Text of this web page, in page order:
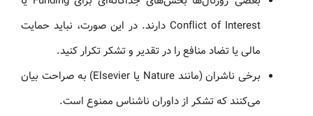
Conflict of Interest دارند. در این صورت، نباید حمایت
مالی یا تضاد منافع را در تقدیر و تشکر تکرار کنید.
برخی ناشران (مانند Nature یا Elsevier) به صراحت بیان
می‌کنند که تشکر از داوران ناشناس ممنوع است.